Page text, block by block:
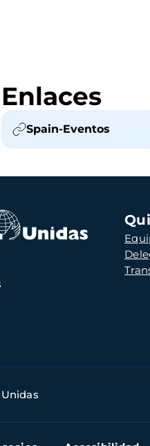
Enlaces
Spain-Eventos
principal